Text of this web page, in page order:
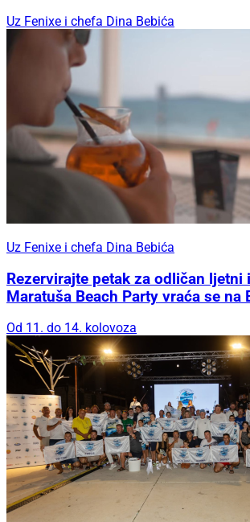
Uz Fenixe i chefa Dina Bebića
Uz Fenixe i chefa Dina Bebića
Rezervirajte petak za odličan ljetni
Maratuša Beach Party vraća se na
Od 11. do 14. kolovoza